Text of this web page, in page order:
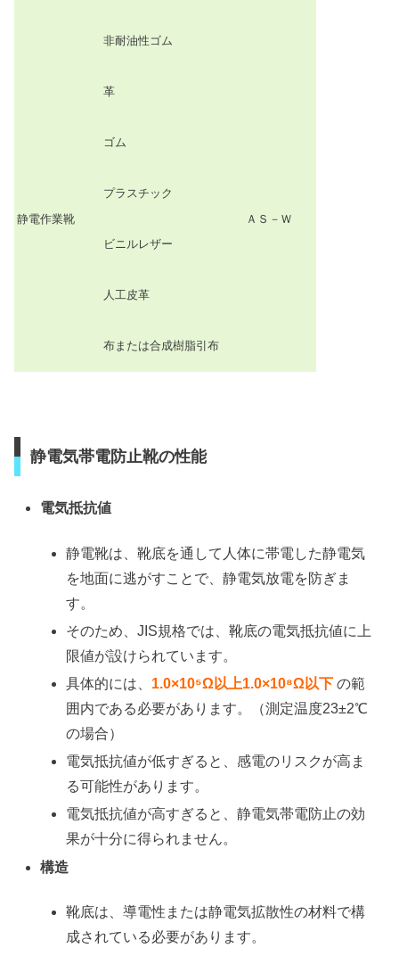
非耐油性ゴム
静電作業靴
革
ＡＳ－Ｗ
ゴム
プラスチック
ビニルレザー
人工皮革
布または合成樹脂引布
静電気帯電防止靴の性能
電気抵抗値
静電靴は、靴底を通して人体に帯電した静電気
を地面に逃がすことで、静電気放電を防ぎま
す。
そのため、JIS規格では、靴底の電気抵抗値に上
限値が設けられています。
具体的には、 1.0×10⁵Ω以上1.0×10⁸Ω以下 の範
囲内である必要があります。（測定温度23±2℃
の場合）
電気抵抗値が低すぎると、感電のリスクが高ま
る可能性があります。
電気抵抗値が高すぎると、静電気帯電防止の効
果が十分に得られません。
構造
靴底は、導電性または静電気拡散性の材料で構
成されている必要があります。